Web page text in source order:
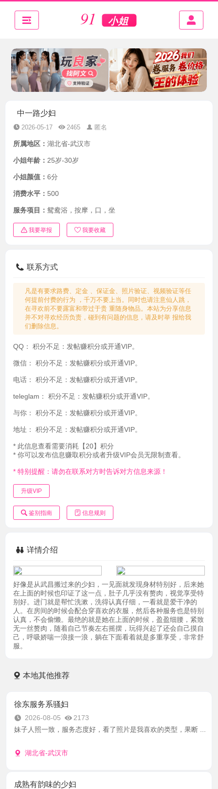
中一路少妇
2026-05-17 2465 匿名
所属地区： 湖北省-武汉市
小姐年龄： 25岁-30岁
小姐颜值： 6分
消费水平： 500
服务项目： 鸳鸯浴，按摩，口，坐
我要举报 我要收藏
联系方式
凡是有要求路费、定金 、保证金、照片验证、视频验证等任
何提前付费的行为 ，千万不要上当。同时也请注意仙人跳，
在寻欢前不要露富和带过于贵 重随身物品。本站为分享信息
并不对寻欢经历负责，碰到有问题的信息，请及时举 报给我
们删除信息。
QQ： 积分不足：发帖赚积分或开通VIP。
微信： 积分不足：发帖赚积分或开通VIP。
电话： 积分不足：发帖赚积分或开通VIP。
teleglam： 积分不足：发帖赚积分或开通VIP。
与你： 积分不足：发帖赚积分或开通VIP。
地址： 积分不足：发帖赚积分或开通VIP。
* 此信息查看需要消耗【20】积分
* 你可以发布信息赚取积分或者升级VIP会员无限制查看。
* 特别提醒：请勿在联系对方时告诉对方信息来源！
升级VIP
鉴别指南 信息规则
详情介绍
好像是从武昌搬过来的少妇，一见面就发现身材特别好，后来她
在上面的时候也印证了这一点，肚子几乎没有赘肉，视觉享受特
别好。进门就是帮忙洗漱，洗得认真仔细，一看就是爱干净的
人。在房间的时候会配合穿喜欢的衣服，然后各种服务也是特别
认真，不会偷懒。最绝的就是她在上面的时候，盈盈细腰，紧致
无一丝赘肉，随着自己节奏左右摇摆，玩得兴起了还会自己摸自
己，呼吸娇喘一浪接一浪，躺在下面看着就是多重享受，非常舒
服。
本地其他推荐
徐东服务系骚妇
2026-08-05
2173
妹子人照一致，服务态度好，看了照片是我喜欢的类型，果断 ...
湖北省-武汉市
成熟有韵味的少妇